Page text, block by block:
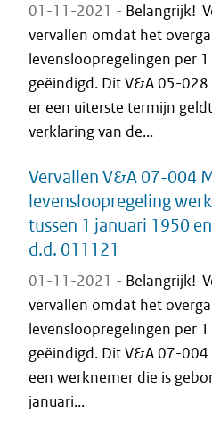
01-11-2021 - Belangrijk!
vervallen omdat het
levensloopregelingen per
geëindigd. Dit V&A 05-
er een uiterste termijn
verklaring van de...
Vervallen V&A 07-004
levensloopregeling
tussen 1 januari 1950
d.d. 011121
01-11-2021 - Belangrijk!
vervallen omdat het
levensloopregelingen per
geëindigd. Dit V&A 07-
een werknemer die is
januari...